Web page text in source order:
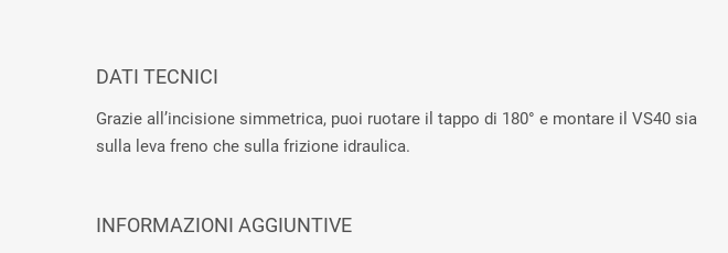
DATI TECNICI
Grazie all’incisione simmetrica, puoi ruotare il tappo di 180° e montare il VS40 sia
sulla leva freno che sulla frizione idraulica.
INFORMAZIONI AGGIUNTIVE